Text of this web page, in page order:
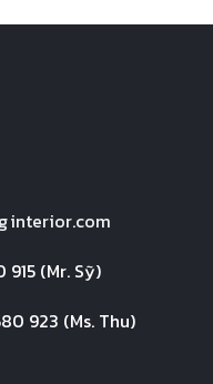
interior.com
915 (Mr. Sỹ)
923 (Ms. Thu)